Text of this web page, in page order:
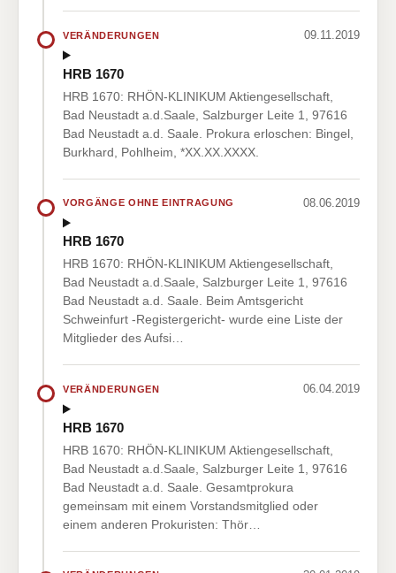
VERÄNDERUNGEN 09.11.2019
HRB 1670
HRB 1670: RHÖN-KLINIKUM Aktiengesellschaft,
Bad Neustadt a.d.Saale, Salzburger Leite 1, 97616
Bad Neustadt a.d. Saale. Prokura erloschen: Bingel,
Burkhard, Pohlheim, *XX.XX.XXXX.
VORGÄNGE OHNE EINTRAGUNG 08.06.2019
HRB 1670
HRB 1670: RHÖN-KLINIKUM Aktiengesellschaft,
Bad Neustadt a.d.Saale, Salzburger Leite 1, 97616
Bad Neustadt a.d. Saale. Beim Amtsgericht
Schweinfurt -Registergericht- wurde eine Liste der
Mitglieder des Aufsi…
VERÄNDERUNGEN 06.04.2019
HRB 1670
HRB 1670: RHÖN-KLINIKUM Aktiengesellschaft,
Bad Neustadt a.d.Saale, Salzburger Leite 1, 97616
Bad Neustadt a.d. Saale. Gesamtprokura
gemeinsam mit einem Vorstandsmitglied oder
einem anderen Prokuristen: Thör…